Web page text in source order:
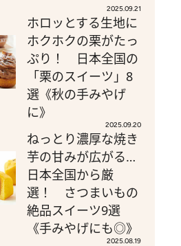
2025.09.21
ホロッとする生地に
ホクホクの栗がたっ
ぷり！ 日本全国の
「栗のスイーツ」8
選《秋の手みやげ
に》
2025.09.20
ねっとり濃厚な焼き
芋の甘みが広がる…
日本全国から厳
選！ さつまいもの
絶品スイーツ9選
《手みやげにも◎》
2025.08.19